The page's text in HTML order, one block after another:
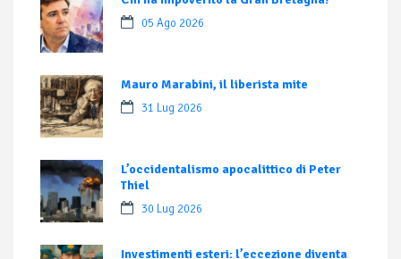
05 Ago 2026
Mauro Marabini, il liberista mite
31 Lug 2026
L’occidentalismo apocalittico di Peter
Thiel
30 Lug 2026
Investimenti esteri: l’eccezione diventa